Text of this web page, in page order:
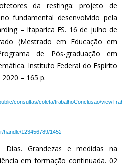
da restinga: projeto de
fundamental desenvolvido pela
– Itaparica ES. 16 de julho de
(Mestrado em Educação em
de Pós-graduação em
Instituto Federal do Espírito
– 165 p.
consultas/coleta/trabalhoConclusao/
handle/123456789/1452
Dias. Grandezas e medidas na
em formação continuada. 02